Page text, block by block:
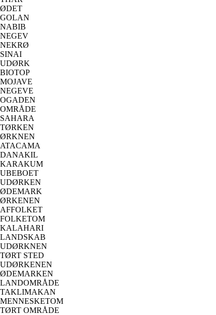
ØDET
GOLAN
NABIB
NEGEV
NEKRØ
SINAI
UDØRK
BIOTOP
MOJAVE
NEGEVE
OGADEN
OMRÅDE
SAHARA
TØRKEN
ØRKNEN
ATACAMA
DANAKIL
KARAKUM
UBEBOET
UDØRKEN
ØDEMARK
ØRKENEN
AFFOLKET
FOLKETOM
KALAHARI
LANDSKAB
UDØRKNEN
TØRT STED
UDØRKENEN
ØDEMARKEN
LANDOMRÅDE
TAKLIMAKAN
MENNESKETOM
TØRT OMRÅDE